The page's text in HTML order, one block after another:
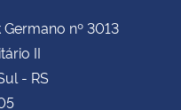
nº 3013
II
- RS